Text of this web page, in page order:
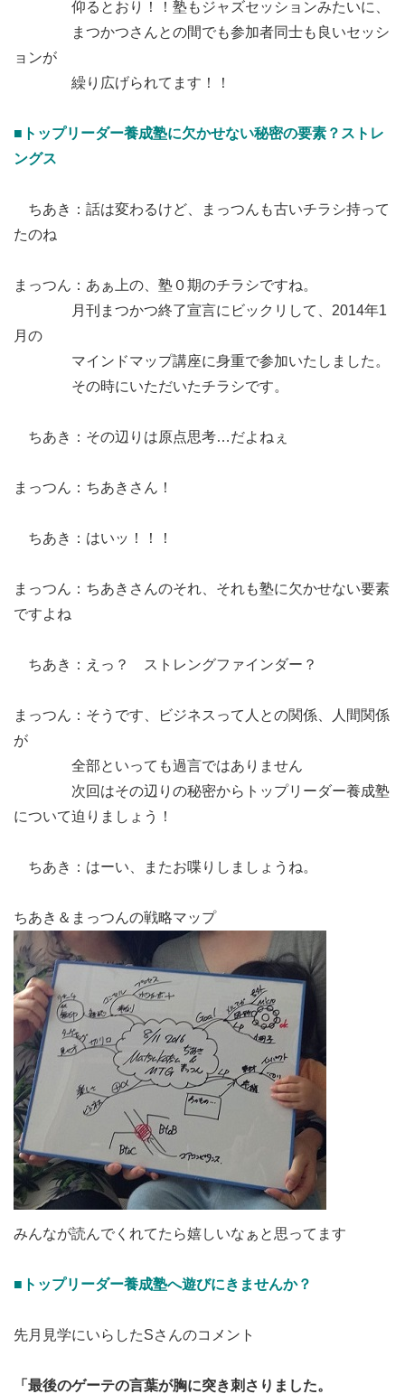
仰るとおり！！塾もジャズセッションみたいに、
まつかつさんとの間でも参加者同士も良いセッシ
ョンが
繰り広げられてます！！
■トップリーダー養成塾に欠かせない秘密の要素？ストレ
ングス
ちあき：話は変わるけど、まっつんも古いチラシ持って
たのね
まっつん：あぁ上の、塾０期のチラシですね。
月刊まつかつ終了宣言にビックリして、2014年1
月の
マインドマップ講座に身重で参加いたしました。
その時にいただいたチラシです。
ちあき：その辺りは原点思考…だよねぇ
まっつん：ちあきさん！
ちあき：はいッ！！！
まっつん：ちあきさんのそれ、それも塾に欠かせない要素
ですよね
ちあき：えっ？ ストレングファインダー？
まっつん：そうです、ビジネスって人との関係、人間関係
が
全部といっても過言ではありません
次回はその辺りの秘密からトップリーダー養成塾
について迫りましょう！
ちあき：はーい、またお喋りしましょうね。
ちあき＆まっつんの戦略マップ
みんなが読んでくれてたら嬉しいなぁと思ってます
■トップリーダー養成塾へ遊びにきませんか？
先月見学にいらしたSさんのコメント
「最後のゲーテの言葉が胸に突き刺さりました。